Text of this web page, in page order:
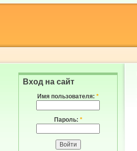
Вход на сайт
Имя пользователя: *
Пароль: *